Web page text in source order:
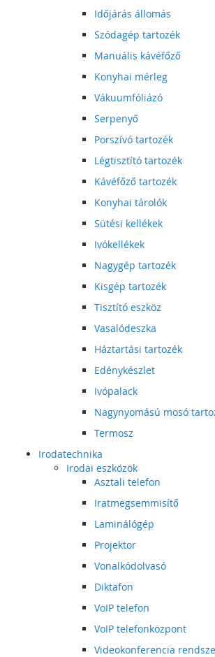
Időjárás állomás
Szódagép tartozék
Manuális kávéfőző
Konyhai mérleg
Vákuumfóliázó
Serpenyő
Porszívó tartozék
Légtisztító tartozék
Kávéfőző tartozék
Konyhai tárolók
Sütési kellékek
Ivókellékek
Nagygép tartozék
Kisgép tartozék
Tisztító eszköz
Vasalódeszka
Háztartási tartozék
Edénykészlet
Ivópalack
Nagynyomású mosó
Termosz
Irodatechnika
Irodai eszközök
Asztali telefon
Iratmegsemmisítő
Laminálógép
Projektor
Vonalkódolvasó
Diktafon
VoIP telefon
VoIP telefonközpont
Videokonferencia